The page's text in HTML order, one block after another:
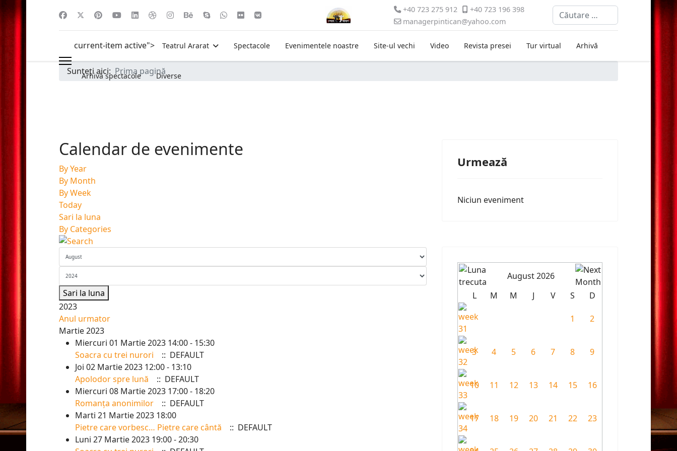
+40 723 275 912
+40 723 196 398
managerpintican@yahoo.com
Cautare
current-item active"> Teatrul Ararat Spectacole Evenimentele noastre Site-ul vechi Video Revista presei Tur virtual Arhivă
Arhivă spectacole Diverse
Sunteți aici: Prima pagină
Calendar de evenimente
By Year
By Month
By Week
Today
Sari la luna
By Categories
Sari la luna
2023
Anul urmator
Martie 2023
Miercuri 01 Martie 2023 14:00 - 15:30
Soacra cu trei nurori
:: DEFAULT
Joi 02 Martie 2023 12:00 - 13:10
Apolodor spre lună
:: DEFAULT
Miercuri 08 Martie 2023 17:00 - 18:20
Romanța anonimilor
:: DEFAULT
Marti 21 Martie 2023 18:00
Pietre care vorbesc… Pietre care cântă
:: DEFAULT
Luni 27 Martie 2023 19:00 - 20:30
Urmează
Niciun eveniment
August 2026
L
M M J V S D
1 2
3 4 5 6 7 8 9
10 11 12 13 14 15 16
17 18 19 20 21 22 23